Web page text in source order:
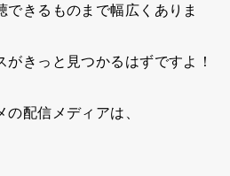
できるものまで幅広くありま
がきっと見つかるはずですよ！
配信メディアは、